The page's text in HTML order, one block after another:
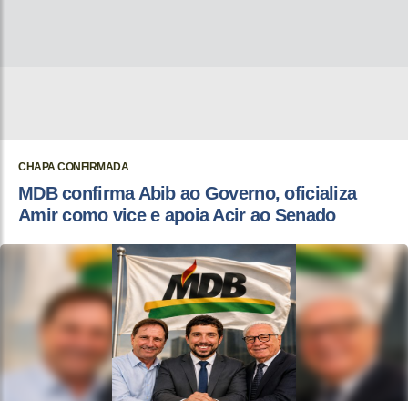
CHAPA CONFIRMADA
MDB confirma Abib ao Governo, oficializa
Amir como vice e apoia Acir ao Senado